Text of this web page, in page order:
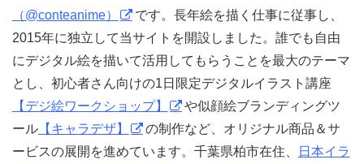
（@conteanime）
です。長年絵を描く仕事に従事し、
2015年に独立して当サイトを開設しました。誰でも自由
にデジタル絵を描いて活用してもらうことを最大のテーマ
とし、初心者さん向けの1日限定デジタルイラスト講座
【デジ絵ワークショップ】
や似顔絵ブランディングツ
ール【キャラデザ】
の制作など、オリジナル商品＆サ
ービスの展開を進めています。千葉県柏市在住、
日本イラ